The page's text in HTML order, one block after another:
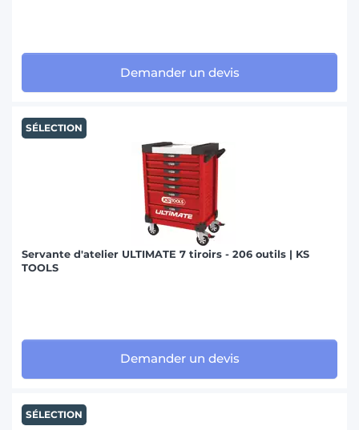
Demander un devis
SÉLECTION
Servante d'atelier ULTIMATE 7 tiroirs - 206 outils | KS
TOOLS
Demander un devis
SÉLECTION